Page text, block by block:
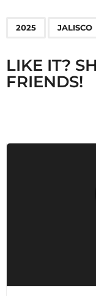
i
n
o
2025 JALISCO
LIKE IT?
FRIENDS!